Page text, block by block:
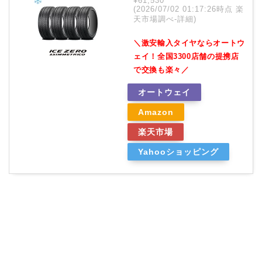
(2026/07/02 01:17:26時点 楽
天市場調べ-詳細)
＼激安輸入タイヤならオートウ
ェイ！全国3300店舗の提携店
で交換も楽々／
オートウェイ
Amazon
楽天市場
Yahooショッピング